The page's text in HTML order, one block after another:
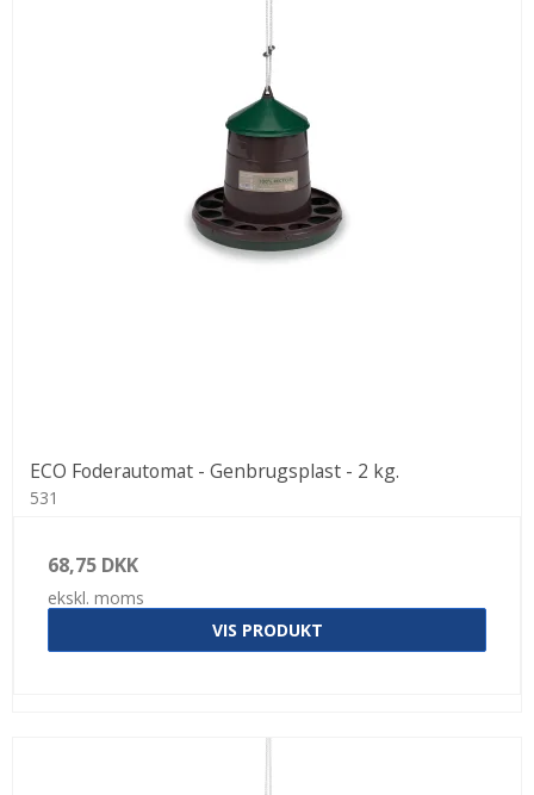
ECO Foderautomat - Genbrugsplast - 2 kg.
531
68,75 DKK
ekskl. moms
VIS PRODUKT